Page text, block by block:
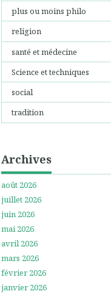
plus ou moins philo
religion
santé et médecine
Science et techniques
social
tradition
Archives
août 2026
juillet 2026
juin 2026
mai 2026
avril 2026
mars 2026
février 2026
janvier 2026